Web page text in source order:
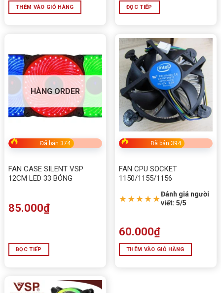
THÊM VÀO GIỎ HÀNG ĐỌC TIẾP
HÀNG ORDER
Đã bán 374
FAN CASE SILENT VSP
12CM LED 33 BÓNG
85.000₫
ĐỌC TIẾP
Đã bán 394
FAN CPU SOCKET
1150/1155/1156
★★★★★Đánh giá người
viết: 5/5
60.000₫
THÊM VÀO GIỎ HÀNG